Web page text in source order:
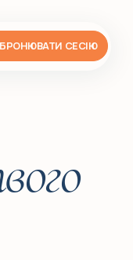
СЕСІЮ